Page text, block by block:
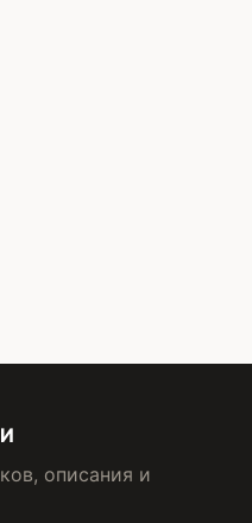
описания и